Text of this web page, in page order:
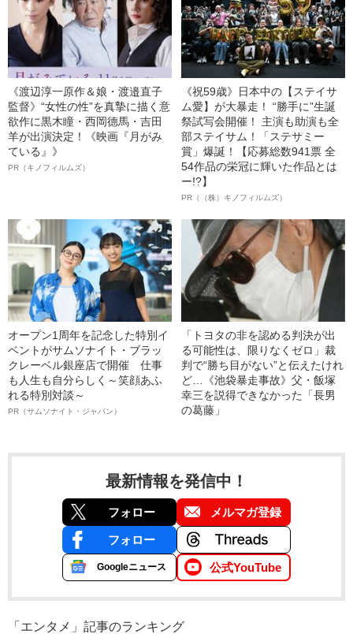
《渡辺淳一原作＆娘・渡邉直子
監督》“女性の性”を真摯に描く意
欲作に黒木瞳・西岡德馬・吉田
羊が出演決定！《映画『月がみ
ている』》
PR（キノフィルムズ）
《祝59歳》日本中の【ステイサ
ム愛】が大暴走！ “勝手に”生誕
祭試写会開催！ 主演も助演も全
部ステイサム！「ステサミー
賞」爆誕！【応募総数941票 全
54作品の栄冠に輝いた作品とは
ー!?】
PR（（株）キノフィルムズ）
オープン1周年を記念した特別イ
ベントがサムソナイト・ブラッ
クレーベル銀座店で開催 仕事
も人生も自分らしく～笑顔あふ
れる特別対談～
PR（サムソナイト・ジャパン）
「トヨタの非を認める判決が出
る可能性は、限りなくゼロ」裁
判で“勝ち目がない”と伝えたけれ
ど…《池袋暴走事故》父・飯塚
幸三を説得できなかった「長男
の葛藤」
最新情報を発信中！
フォロー メルマガ登録
フォロー
Googleニュース 公式YouTube
「エンタメ」記事のランキング